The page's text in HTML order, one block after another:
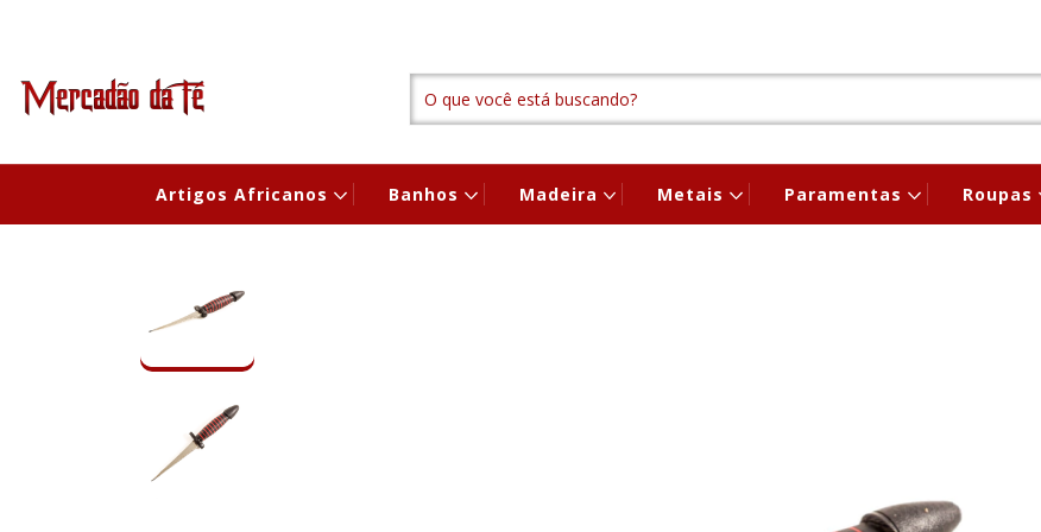
Artigos Africanos Banhos Madeira Metais Paramentas Roupas